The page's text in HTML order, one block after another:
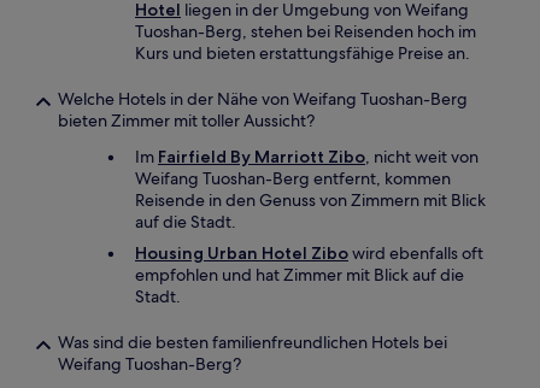
Hotel liegen in der Umgebung von Weifang
Tuoshan-Berg, stehen bei Reisenden hoch im
Kurs und bieten erstattungsfähige Preise an.
Welche Hotels in der Nähe von Weifang Tuoshan-Berg
bieten Zimmer mit toller Aussicht?
Im Fairfield By Marriott Zibo, nicht weit von
Weifang Tuoshan-Berg entfernt, kommen
Reisende in den Genuss von Zimmern mit Blick
auf die Stadt.
Housing Urban Hotel Zibowird ebenfalls oft
empfohlen und hat Zimmer mit Blick auf die
Stadt.
Was sind die besten familienfreundlichen Hotels bei
Weifang Tuoshan-Berg?